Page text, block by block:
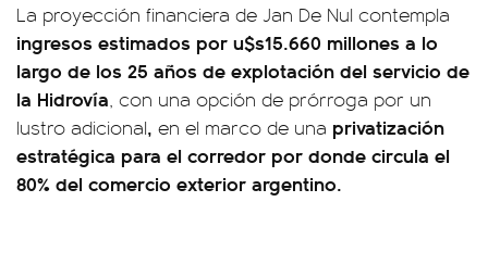
La proyección financiera de Jan De Nul contempla
ingresos estimados por u$s15.660 millones a lo
largo de los 25 años de explotación del servicio de
la Hidrovía, con una opción de prórroga por un
lustro adicional, en el marco de una privatización
estratégica para el corredor por donde circula el
80% del comercio exterior argentino.